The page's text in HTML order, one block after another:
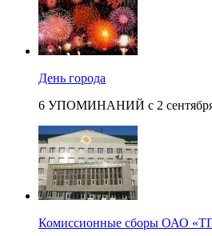
День города
6 УПОМИНАНИЙ с 2 сентября
Комиссионные сборы ОАО